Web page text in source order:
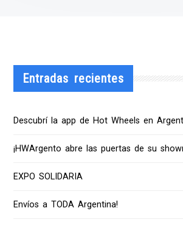
Entradas recientes
Descubrí la app de Hot Wheels en
¡HWArgento abre las puertas de su
EXPO SOLIDARIA
Envíos a TODA Argentina!